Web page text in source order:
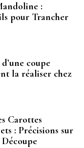
:
pour Trancher
coupe
la réaliser chez
Carottes
: Précisions sur
Découpe